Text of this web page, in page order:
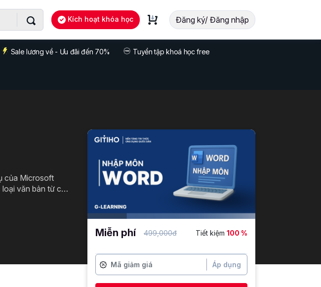
Kích hoạt khóa học Đăng ký/ Đăng nhập
Sale lương về - Ưu đãi đến 70% Tuyển tập khoá học free
của Microsoft
Miễn phí 499,000đ Tiết kiệm 100 %
Áp dụng